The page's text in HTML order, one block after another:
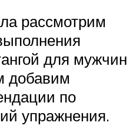
рассмотрим
для мужчин
добавим
по
упражнения.